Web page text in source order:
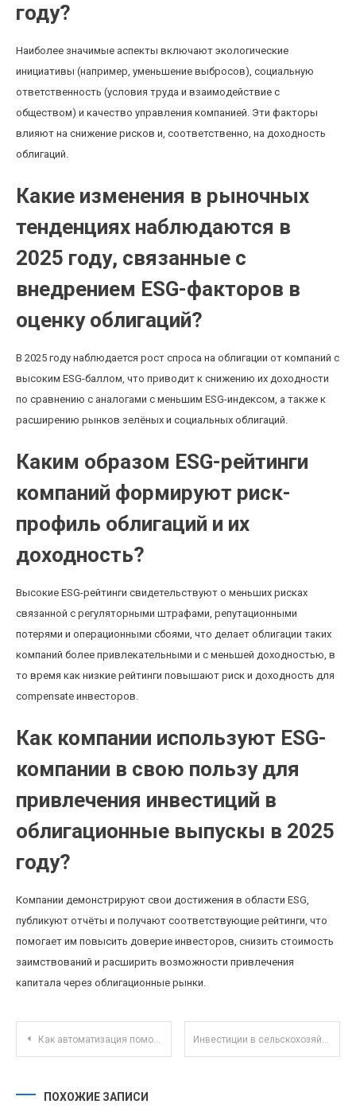
году?
Наиболее значимые аспекты включают экологические
инициативы (например, уменьшение выбросов), социальную
ответственность (условия труда и взаимодействие с
обществом) и качество управления компанией. Эти факторы
влияют на снижение рисков и, соответственно, на доходность
облигаций.
Какие изменения в рыночных
тенденциях наблюдаются в
2025 году, связанные с
внедрением ESG-факторов в
оценку облигаций?
В 2025 году наблюдается рост спроса на облигации от компаний с
высоким ESG-баллом, что приводит к снижению их доходности
по сравнению с аналогами с меньшим ESG-индексом, а также к
расширению рынков зелёных и социальных облигаций.
Каким образом ESG-рейтинги
компаний формируют риск-
профиль облигаций и их
доходность?
Высокие ESG-рейтинги свидетельствуют о меньших рисках
связанной с регуляторными штрафами, репутационными
потерями и операционными сбоями, что делает облигации таких
компаний более привлекательными и с меньшей доходностью, в
то время как низкие рейтинги повышают риск и доходность для
compensate инвесторов.
Как компании используют ESG-
компании в свою пользу для
привлечения инвестиций в
облигационные выпускы в 2025
году?
Компании демонстрируют свои достижения в области ESG,
публикуют отчёты и получают соответствующие рейтинги, что
помогает им повысить доверие инвесторов, снизить стоимость
заимствований и расширить возможности привлечения
капитала через облигационные рынки.
Навигация по записям
Как автоматизация помогает контролировать расходы и формировать личный финансовый план Инвестиции в сельскохозяйственную недвижимость: устойчивый доход и экологическая безопасность
ПОХОЖИЕ ЗАПИСИ